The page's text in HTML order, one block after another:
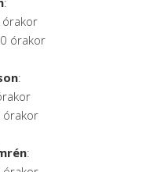
órakor
órakor
:
órakor
: